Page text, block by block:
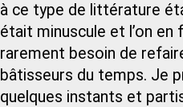
à ce type de littérature
était minuscule et l’on en
rarement besoin de
bâtisseurs du temps. Je
quelques instants et